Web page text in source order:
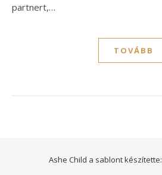
partnert,…
TOVÁBB
Ashe Child a sablont készítette: